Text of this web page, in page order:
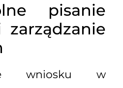
pisanie
wniosku w